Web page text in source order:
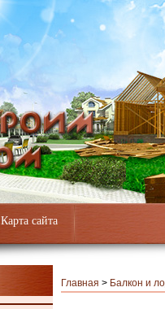
Карта сайта
Главная > Балкон и